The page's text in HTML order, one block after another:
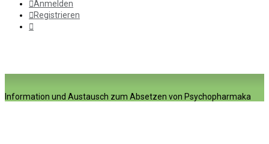
Anmelden
Registrieren
Information und Austausch zum Absetzen von Psychopharmaka